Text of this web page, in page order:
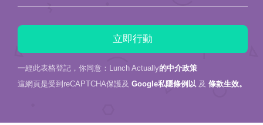
一經此表格登記，你同意：Lunch Actually的中介政策
這網頁是受到reCAPTCHA保護及 Google私隱條例以 及 條款生效。